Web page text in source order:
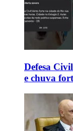
Defesa
e chuva